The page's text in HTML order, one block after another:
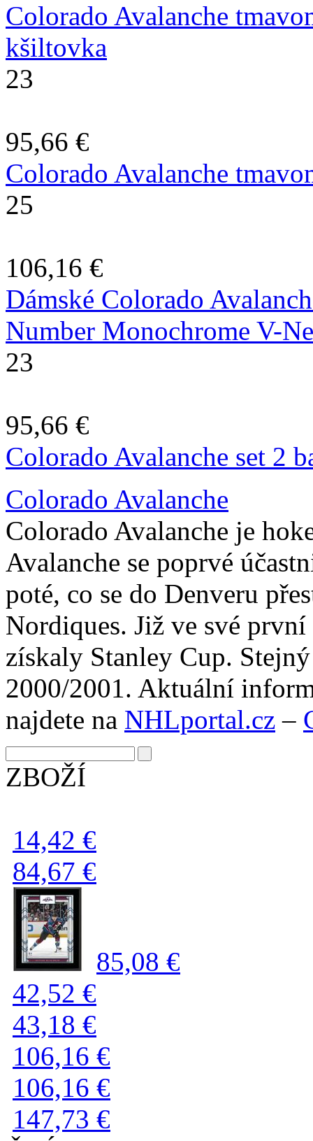
Colorado Avalanche
kšiltovka
23
95,66 €
Colorado Avalanche
25
106,16 €
Dámské Colorado
Number Monochrome V-
23
95,66 €
Colorado Avalanche set 2
Colorado Avalanche
Colorado Avalanche je
Avalanche se poprvé
poté, co se do Denveru
Nordiques. Již ve své
získaly Stanley Cup.
2000/2001. Aktuální
najdete na NHLportal.cz –
ZBOŽÍ
14,42 €
84,67 €
85,08 €
42,52 €
43,18 €
106,16 €
106,16 €
147,73 €